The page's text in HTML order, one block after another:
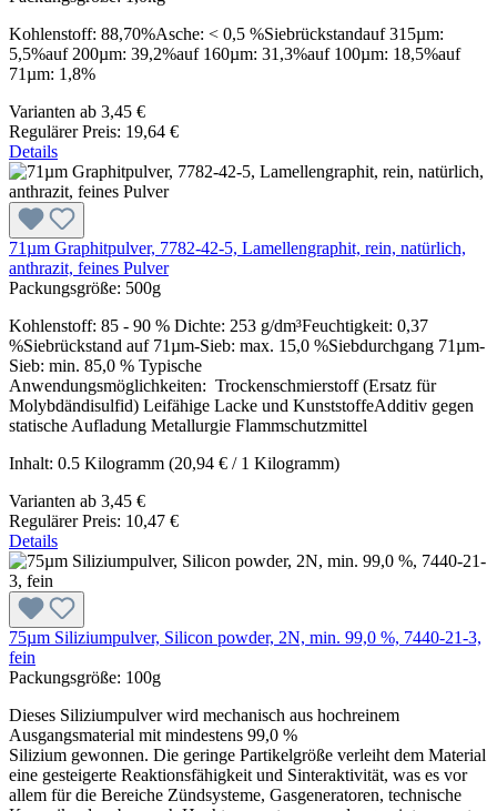
Kohlenstoff: 88,70%Asche: < 0,5 %Siebrückstandauf 315µm:
5,5%auf 200µm: 39,2%auf 160µm: 31,3%auf 100µm: 18,5%auf
71µm: 1,8%
Varianten ab 3,45 €
Regulärer Preis: 19,64 €
Details
71µm Graphitpulver, 7782-42-5, Lamellengraphit, rein, natürlich,
anthrazit, feines Pulver
Packungsgröße: 500g
Kohlenstoff: 85 - 90 % Dichte: 253 g/dm³Feuchtigkeit: 0,37
%Siebrückstand auf 71µm-Sieb: max. 15,0 %Siebdurchgang 71µm-
Sieb: min. 85,0 % Typische
Anwendungsmöglichkeiten: Trockenschmierstoff (Ersatz für
Molybdändisulfid) Leifähige Lacke und KunststoffeAdditiv gegen
statische Aufladung Metallurgie Flammschutzmittel
Inhalt: 0.5 Kilogramm (20,94 € / 1 Kilogramm)
Varianten ab 3,45 €
Regulärer Preis: 10,47 €
Details
75µm Siliziumpulver, Silicon powder, 2N, min. 99,0 %, 7440-21-3,
fein
Packungsgröße: 100g
Dieses Siliziumpulver wird mechanisch aus hochreinem
Ausgangsmaterial mit mindestens 99,0 %
Silizium gewonnen. Die geringe Partikelgröße verleiht dem Material
eine gesteigerte Reaktionsfähigkeit und Sinteraktivität, was es vor
allem für die Bereiche Zündsysteme, Gasgeneratoren, technische